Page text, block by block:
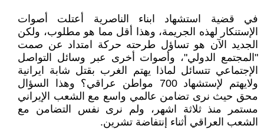
في قضية استشهاد ابناء الناصرية أعتلت أصوات
الإستنكار لهذه الجريمة، وهذا أقل مما هو مطلوب، ولكن
الجديد الآن هو تساؤل طرحته حركة امتداد عن صمت
"المجتمع الدولي"، وأصوات أخرى عبر وسائل التواصل
الإجتماعي تتسائل لماذا يهتم الغرب بقتل شابة ايرانية
ولايهتم لإستشهاد 700 مواطن عراقي؟ وهذا السؤال
محق حيث نرى تضامن عالمي واسع مع الشعب الإيراني
مستمر منذ ثلاثة اشهر، ولم نرى نفس التضامن مع
الشعب العراقي أثناء إنتفاضة تشرين.